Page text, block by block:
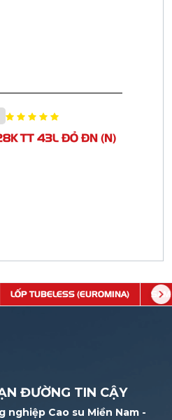
TT 43L ĐỎ ĐN (N)
LỐP TUBELESS (EUROMINA) SĂM
ĐƯỜNG TIN CẬY
nghiệp Cao su Miền Nam -